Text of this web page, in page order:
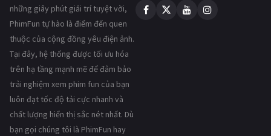
những giây phút giải trí tuyệt vời,
PhimFun tự hào là điểm đến quen
thuộc của cộng đồng yêu điện ảnh.
Tại đây, hệ thống được tối ưu hóa
trên hạ tầng mạnh mẽ để đảm bảo
trải nghiệm xem phim fun của bạn
luôn đạt tốc độ tải cực nhanh và
chất lượng hiển thị sắc nét nhất. Dù
bạn gọi chúng tôi là PhimFun hay